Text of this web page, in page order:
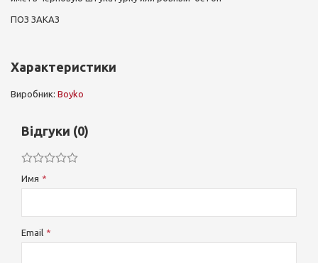
ПОЗ ЗАКАЗ
Характеристики
Виробник: Boyko
Відгуки (0)
Имя
Email